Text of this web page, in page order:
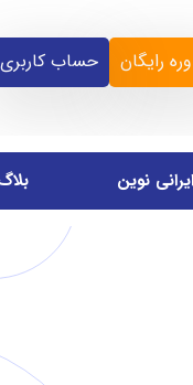
رایگان حساب کاربری
نوین